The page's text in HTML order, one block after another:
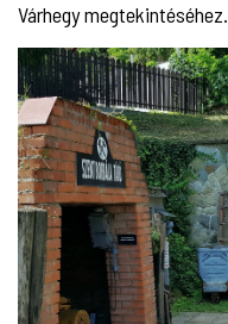
Várhegy megtekintéséhez.